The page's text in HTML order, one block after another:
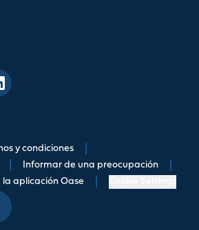
y condiciones
Informar de una preocupación
aplicación Oase